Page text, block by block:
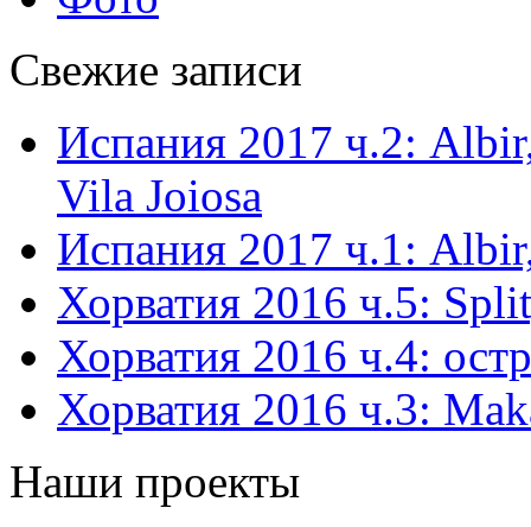
Свежие записи
Испания 2017 ч.2:
Vila Joiosa
Испания 2017 ч.1:
Хорватия 2016 ч.5:
Хорватия 2016 ч.4:
Хорватия 2016 ч.3:
Наши проекты